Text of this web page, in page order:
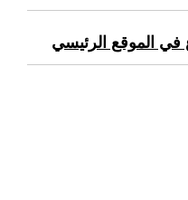
في الموقع الرئيسي